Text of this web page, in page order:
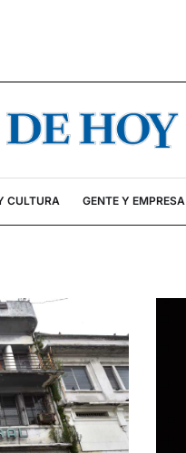
CULTURA GENTE Y EMPRESA